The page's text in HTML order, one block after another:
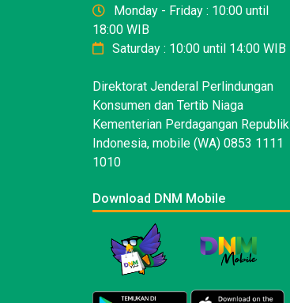
Monday - Friday : 10:00 until
18:00 WIB
Saturday : 10:00 until 14:00 WIB
Direktorat Jenderal Perlindungan
Konsumen dan Tertib Niaga
Kementerian Perdagangan Republik
Indonesia, mobile (WA) 0853 1111
1010
Download DNM Mobile